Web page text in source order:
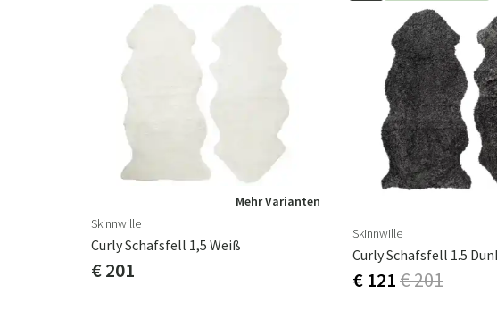
Mehr Varianten
Skinnwille
Curly Schafsfell 1,5 Weiß
€ 201
Skinnwille
Curly Schafsfell 1.5
€ 121€ 201